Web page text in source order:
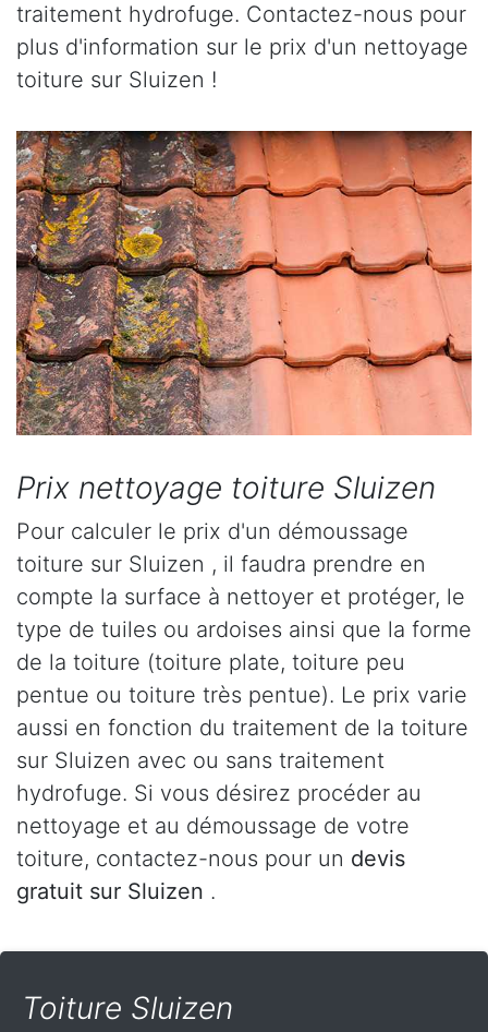
traitement hydrofuge. Contactez-nous pour
plus d'information sur le prix d'un nettoyage
toiture sur Sluizen !
Prix nettoyage toiture Sluizen
Pour calculer le prix d'un démoussage
toiture sur Sluizen , il faudra prendre en
compte la surface à nettoyer et protéger, le
type de tuiles ou ardoises ainsi que la forme
de la toiture (toiture plate, toiture peu
pentue ou toiture très pentue). Le prix varie
aussi en fonction du traitement de la toiture
sur Sluizen avec ou sans traitement
hydrofuge. Si vous désirez procéder au
nettoyage et au démoussage de votre
toiture, contactez-nous pour un devis
gratuit sur Sluizen .
Toiture Sluizen